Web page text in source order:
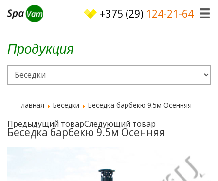
+375 (29) 124-21-64
Продукция
Главная Беседки Беседка барбекю 9.5м Осенняя
Предыдущий товарСледующий товар
Беседка барбекю 9.5м Осенняя